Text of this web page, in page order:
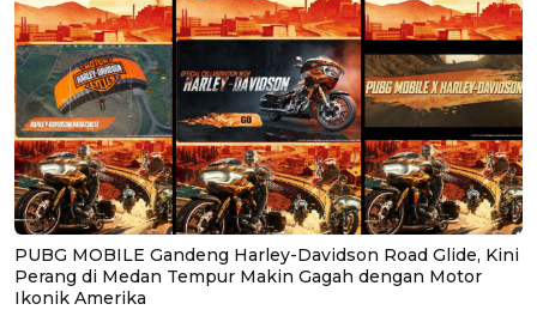
PUBG MOBILE Gandeng Harley-Davidson Road Glide, Kini
Perang di Medan Tempur Makin Gagah dengan Motor
Ikonik Amerika